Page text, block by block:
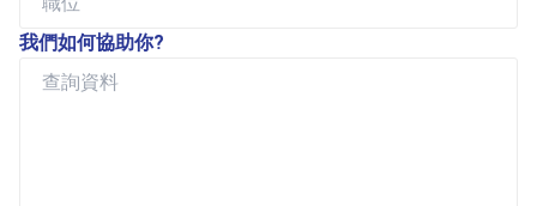
我們如何協助你?